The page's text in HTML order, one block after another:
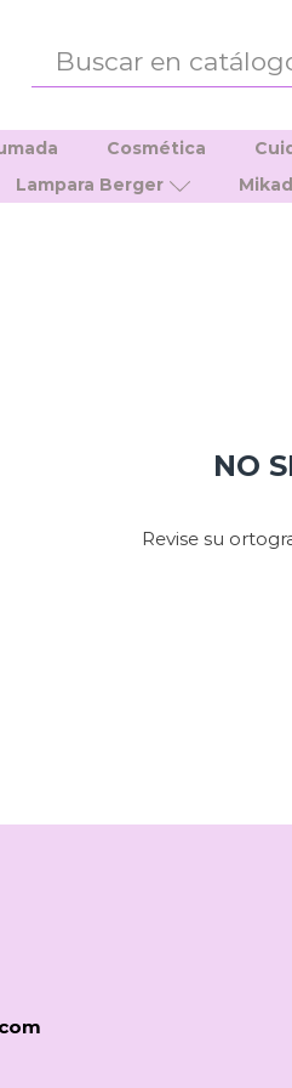
Cosmética
Lampara Berger
NO
Revise su